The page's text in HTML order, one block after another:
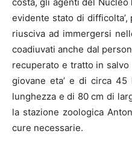
evidente stato di
riusciva ad immergersi
coadiuvati anche dal
recuperato e tratto in
giovane eta’ e di circa
lunghezza e di 80 cm di
la stazione zoologica
cure necessarie.